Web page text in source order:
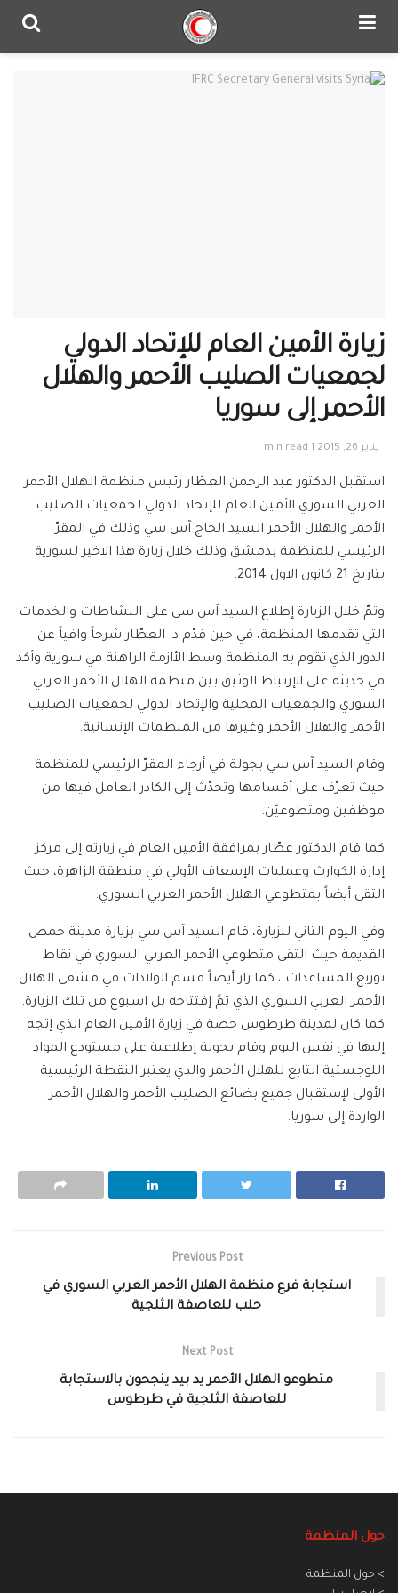
زيارة الأمين العام للإتحاد الدولي
لجمعيات الصليب الأحمر والهلال
الأحمر إلى سوريا
يناير 26, 2015 1 min read
استقبل الدكتور عبد الرحمن العطّار رئيس منظمة الهلال الأحمر
العربي السوري الأمين العام للإتحاد الدولي لجمعيات الصليب
الأحمر والهلال الأحمر السيد الحاج آس سي وذلك في المقرّ
الرئيسي للمنظمة بدمشق وذلك خلال زيارة هذا الاخير لسورية
بتاريخ 21 كانون الاول 2014.
وتمّ خلال الزيارة إطلاع السيد آس سي على النشاطات والخدمات
التي تقدمها المنظمة، في حين قدّم د. العطّار شرحاً وافياً عن
الدور الذي تقوم به المنظمة وسط الأازمة الراهنة في سورية وأكد
في حديثه على الإرتباط الوثيق بين منظمة الهلال الأحمر العربي
السوري والجمعيات المحلية والإتحاد الدولي لجمعيات الصليب
الأحمر والهلال الأحمر وغيرها من المنظمات الإنسانية.
وقام السيد آس سي بجولة في أرجاء المقرّ الرئيسي للمنظمة
حيث تعرّف على أقسامها وتحدّث إلى الكادر العامل فيها من
موظفين ومتطوعيّن.
كما قام الدكتور عطّار بمرافقة الأمين العام في زيارته إلى مركز
إدارة الكوارث وعمليات الإسعاف الأولي في منطقة الزاهرة، حيث
التقى أيضاً بمتطوعي الهلال الأحمر العربي السوري.
وفي اليوم الثاني للزيارة، قام السيد آس سي بزيارة مدينة حمص
القديمة حيث التقى متطوعي الأحمر العربي السوري في نقاط
توزيع المساعدات ، كما زار أيضاً قسم الولادات في مشفى الهلال
الأحمر العربي السوري الذي تمً إفتتاحه بل اسبوع من تلك الزيارة.
كما كان لمدينة طرطوس حصة في زيارة الأمين العام الذي إتجه
إليها في نفس اليوم وقام بجولة إطلاعية على مستودع المواد
اللوجستية التابع للهلال الأحمر والذي يعتبر النقطة الرئيسية
الأولى لإستقبال جميع بضائع الصليب الأحمر والهلال الأحمر
الواردة إلى سوريا.
Previous Post
استجابة فرع منظمة الهلال الأحمر العربي السوري في
حلب للعاصفة الثلجية
Next Post
متطوعو الهلال الأحمر يد بيد ينجحون بالاستجابة
للعاصفة الثلجية في طرطوس
حول المنظمة
> حول المنظمة